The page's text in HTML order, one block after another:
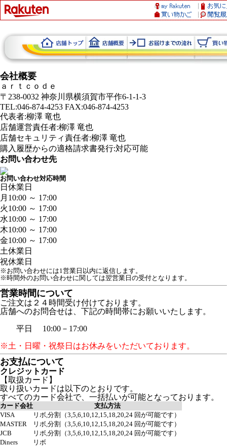
会社概要
ａｒｔｃｏｄｅ
〒238-0032 神奈川県横須賀市平作6-1-1-3
TEL:046-874-4253 FAX:046-874-4253
代表者:柳澤 竜也
店舗運営責任者:柳澤 竜也
店舗セキュリティ責任者:柳澤 竜也
購入履歴からの適格請求書発行:対応可能
お問い合わせ先
お問い合わせ対応時間
日 休業日
月 10:00 ～ 17:00
火10:00 ～ 17:00
水10:00 ～ 17:00
木10:00 ～ 17:00
金10:00 ～ 17:00
土休業日
祝休業日
※お問い合わせには1営業日以内に返信します。
※時間外のお問い合わせに関しては翌営業日の受付となります。
営業時間について
ご注文は２４時間受け付けております。
店舗へのお問合せは、下記の時間帯にお願いいたします。
平日 10:00－17:00
※土・日曜・祝祭日はお休みをいただいております。
お支払について
クレジットカード
【取扱カード】
取り扱いカードは以下のとおりです。
すべてのカード会社で、一括払いが可能となっております。
カード会社
支払方法
VISA
リボ,分割（3,5,6,10,12,15,18,20,24 回が可能です）
MASTER
リボ,分割（3,5,6,10,12,15,18,20,24 回が可能です）
JCB
リボ,分割（3,5,6,10,12,15,18,20,24 回が可能です）
Diners
リボ